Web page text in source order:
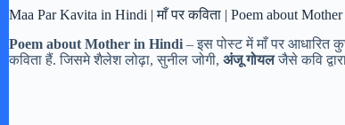
Maa Par Kavita in Hindi | माँ पर कविता | Poem about
Poem about Mother in Hindi – इस पोस्ट में माँ पर आधारित
कविता हैं. जिसमे शैलेश लोढ़ा, सुनील जोगी, अंजू गोयलजैसे कवि